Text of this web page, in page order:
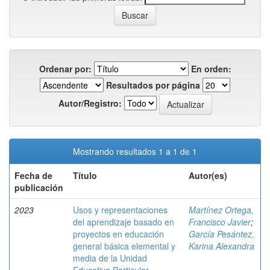
Ordenar por:
En orden:
Resultados por página
Autor/Registro:
Mostrando resultados 1 a 1 de 1
Fecha de
publicación
Título Autor(es)
2023
Usos y representaciones
del aprendizaje basado en
proyectos en educación
general básica elemental y
media de la Unidad
Martínez Ortega,
Francisco Javier;
García Pesántez,
Karina Alexandra